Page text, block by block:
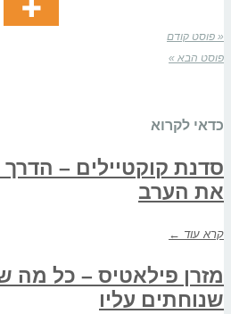
« פוסט קודם
פוסט הבא »
כדאי לקרוא
סדנת קוקטיילים – הדרך
את הערב
קרא עוד ←
מזרן פילאטיס – כל מה
שנוחתים עליו